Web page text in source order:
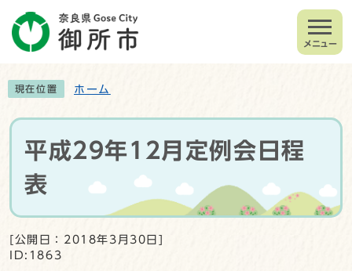
メニュー
現在位置 ホーム
平成29年12月定例会日程
表
[公開日：2018年3月30日]
ID:1863